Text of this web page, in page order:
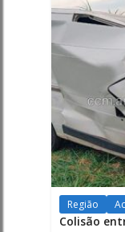
Região
Colisão